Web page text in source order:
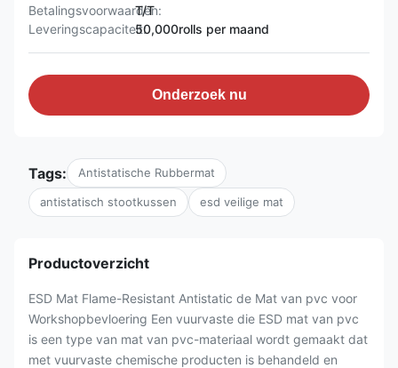
Betalingsvoorwaarden:
T/T
Leveringscapaciteit:50,000rolls per maand
Onderzoek nu
Tags: Antistatische Rubbermat
antistatisch stootkussen esd veilige mat
Productoverzicht
ESD Mat Flame-Resistant Antistatic de Mat van pvc voor
Workshopbevloering Een vuurvaste die ESD mat van pvc
is een type van mat van pvc-materiaal wordt gemaakt dat
met vuurvaste chemische producten is behandeld en